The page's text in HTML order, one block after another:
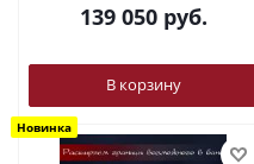
139 050руб.
В корзину
Новинка